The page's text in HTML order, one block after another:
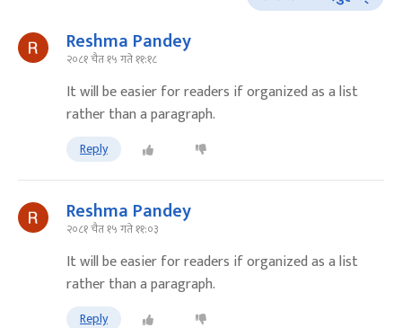
Reshma Pandey
२०८१ चैत १५ गते ११:१८
It will be easier for readers if organized as a list
rather than a paragraph.
Reply
Reshma Pandey
२०८१ चैत १५ गते ११:०३
It will be easier for readers if organized as a list
rather than a paragraph.
Reply